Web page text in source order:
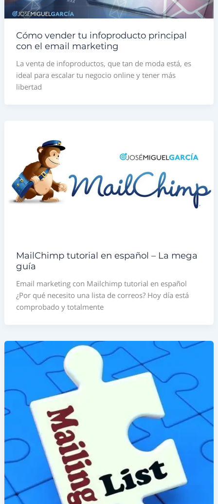
Cómo vender tu infoproducto principal
con el email marketing
La venta de infoproductos, que tan de moda está, es
ideal para escalar tu negocio online y tener más
libertad
MailChimp tutorial en español – La mega
guía
Email marketing con Mailchimp tutorial en español
¿Por qué necesito una lista de correos? Hoy día está
comprobado y totalmente